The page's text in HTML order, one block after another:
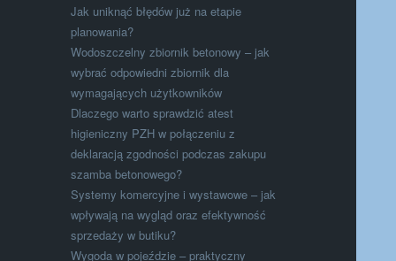
Jak uniknąć błędów już na etapie
planowania?
Wodoszczelny zbiornik betonowy – jak
wybrać odpowiedni zbiornik dla
wymagających użytkowników
Dlaczego warto sprawdzić atest
higieniczny PZH w połączeniu z
deklaracją zgodności podczas zakupu
szamba betonowego?
Systemy komercyjne i wystawowe – jak
wpływają na wygląd oraz efektywność
sprzedaży w butiku?
Wygoda w pojeździe – praktyczny